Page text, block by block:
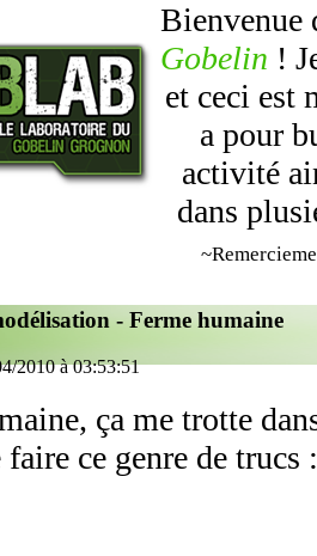
Bienvenue
Gobelin !
et ceci est
a pour
activité
dans
- Ferme humaine
2010 à 03:53:51
ça me trotte
faire ce genre de trucs :